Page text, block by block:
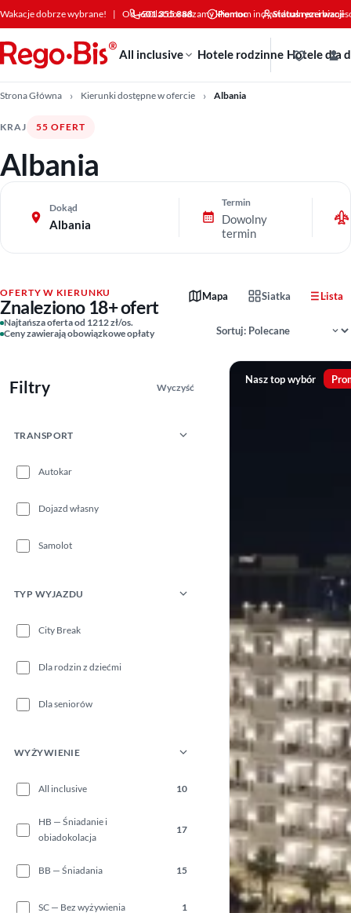
Przejdź do treści
Wakacje dobrze wybrane! | Od +30 lat doradzamy klientom indywidualnym i
601 355 888 Pomoc Status rezerwacji
All inclusive Hotele rodzinne Hotele dla
Strona Główna Kierunki dostępne w ofercie Albania
KRAJ 55 OFERT
Albania
Dokąd
Albania
Termin
Dowolny
termin
OFERTY W KIERUNKU
Znaleziono 18+ ofert
Najtańsza oferta od 1212 zł/os.
Ceny zawierają obowiązkowe opłaty
Mapa Siatka Lista
Filtry Wyczyść
TRANSPORT
Autokar
Dojazd własny
Samolot
TYP WYJAZDU
City Break
Dla rodzin z dziećmi
Dla seniorów
WYŻYWIENIE
All inclusive 10
HB — Śniadanie i
obiadokolacja
17
BB — Śniadania 15
SC — Bez wyżywienia 1
Nasz top wybór